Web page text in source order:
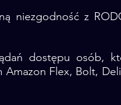
niezgodność z
dostępu osób,
Flex, Bolt,